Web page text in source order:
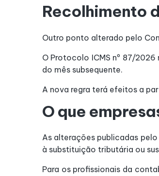
Recolhimento
Outro ponto alterado pelo
O Protocolo ICMS nº 87/
do mês subsequente.
A nova regra terá efeitos a
O que
As alterações publicadas
à substituição tributária ou
Para os profissionais da